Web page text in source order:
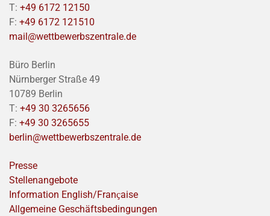
T: +49 6172 12150
F: +49 6172 121510
mail@wettbewerbszentrale.de
Büro Berlin
Nürnberger Straße 49
10789 Berlin
T: +49 30 3265656
F: +49 30 3265655
berlin@wettbewerbszentrale.de
Presse
Stellenangebote
Information English/Franҫaise
Allgemeine Geschäftsbedingungen